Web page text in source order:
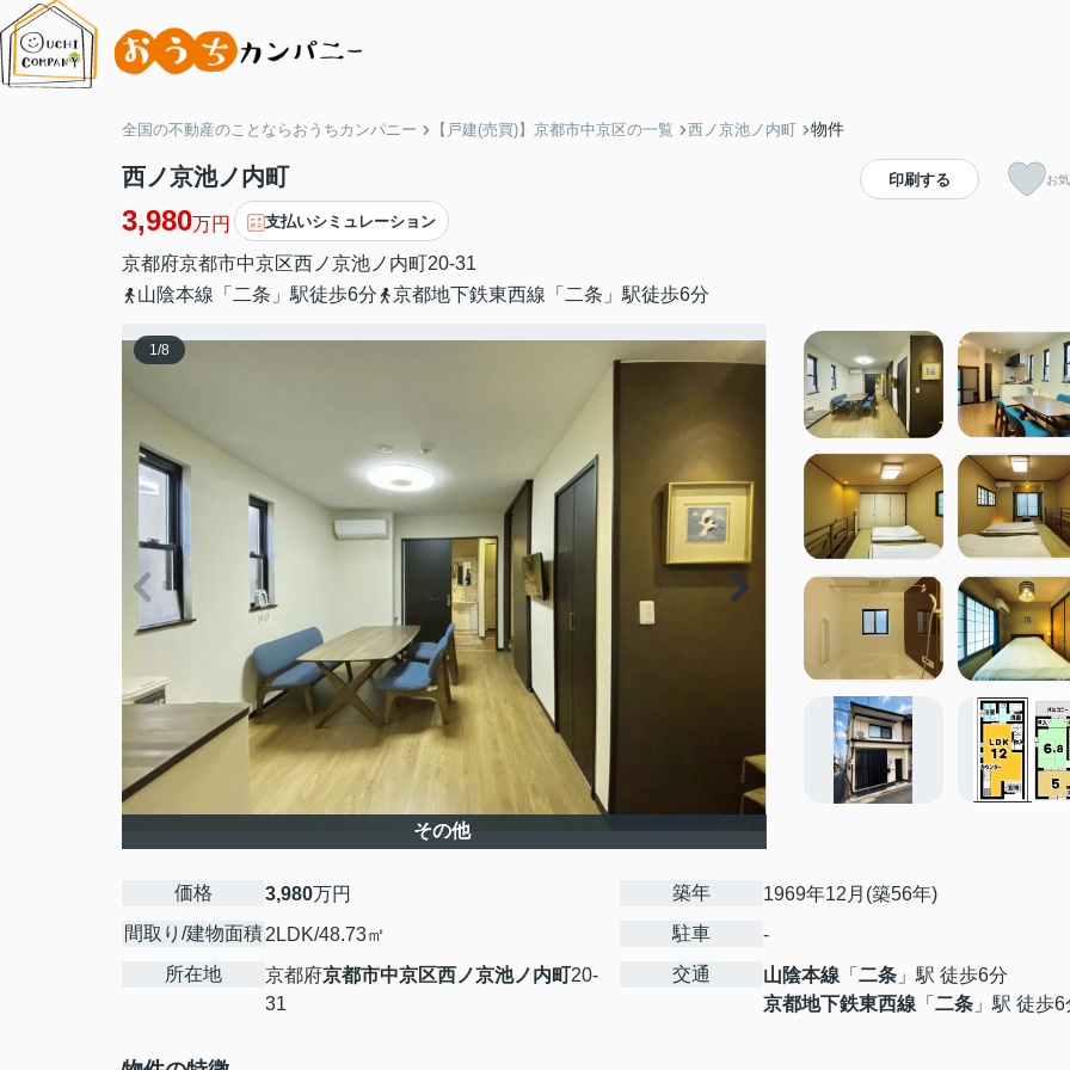
全国の不動産のことならおうちカンパニー 【戸建(売買)】京都市中京区の一覧 西ノ京池ノ内町 物件
西ノ京池ノ内町
3,980万円 支払いシミュレーション
京都府京都市中京区西ノ京池ノ内町20-31
山陰本線「二条」駅徒歩6分
京都地下鉄東西線「二条」駅徒歩6分
印刷する お
1/8
その他
価格 3,980万円
間取り/建物面積2LDK/48.73㎡
所在地
京都府京都市中京区西ノ京池ノ内町20-
31
築年
1969年12月(築56年)
駐車
-
交通
山陰本線 「 二条 」駅 徒歩6分
京都地下鉄東西線 「 二条 」駅 徒歩6